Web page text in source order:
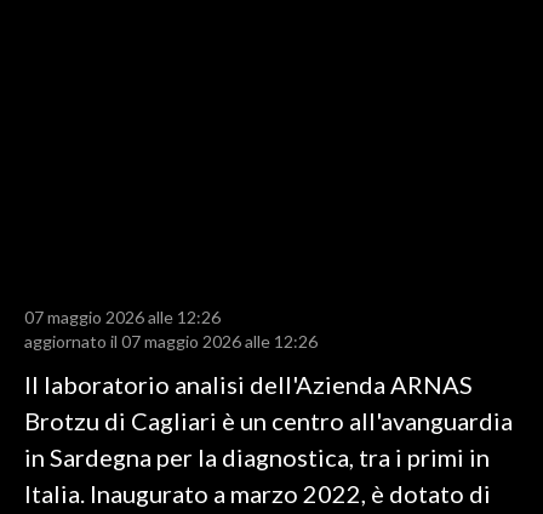
BASKET
ALTRI SPORT
07 maggio 2026 alle 12:26
aggiornato il 07 maggio 2026 alle 12:26
Il laboratorio analisi dell'Azienda ARNAS
Brotzu di Cagliari è un centro all'avanguardia
in Sardegna per la diagnostica, tra i primi in
Italia. Inaugurato a marzo 2022, è dotato di